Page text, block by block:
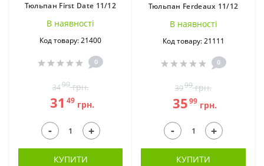
Тігрідія (6) Феррарія (1)
Тюльпан First Date 11/12
В наявностi
Код товару: 21400
0
3499грн.
31 49грн.
- +
КУПИТИ
Тюльпан Ferdeaux 11/12
В наявностi
Код товару: 21111
0
3999грн.
3599 грн.
- +
КУПИТИ